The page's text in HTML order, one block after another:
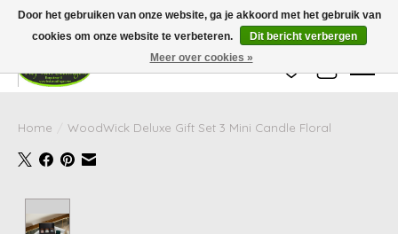
Wij zijn gesloten van 24 december tot en met 25 januari. Houd er rekening mee
dat de levertijd van uw bestelling in deze periode langer kan zijn dan
gebruikelijk.
Verlanglijst
Home WoodWick Deluxe Gift Set 3 Mini Candle Floral
Door het gebruiken van onze website, ga je akkoord met het gebruik van
cookies om onze website te verbeteren.
Dit bericht verbergen
Meer over cookies »